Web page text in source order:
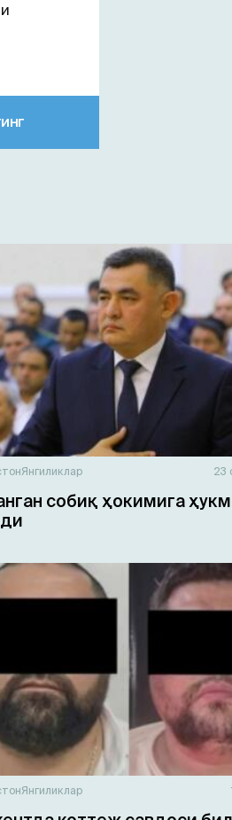
Янгиликлар 23
собиқ ҳокимига ҳукм
Янгиликлар